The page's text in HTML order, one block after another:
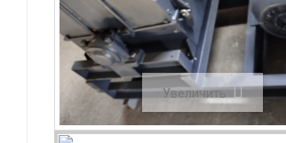
Увеличить